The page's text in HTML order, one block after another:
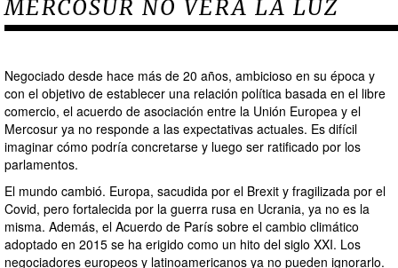
MERCOSUR NO VERÁ LA LUZ
Negociado desde hace más de 20 años, ambicioso en su época y
con el objetivo de establecer una relación política basada en el libre
comercio, el acuerdo de asociación entre la Unión Europea y el
Mercosur ya no responde a las expectativas actuales. Es difícil
imaginar cómo podría concretarse y luego ser ratificado por los
parlamentos.
El mundo cambió. Europa, sacudida por el Brexit y fragilizada por el
Covid, pero fortalecida por la guerra rusa en Ucrania, ya no es la
misma. Además, el Acuerdo de París sobre el cambio climático
adoptado en 2015 se ha erigido como un hito del siglo XXI. Los
negociadores europeos y latinoamericanos ya no pueden ignorarlo.